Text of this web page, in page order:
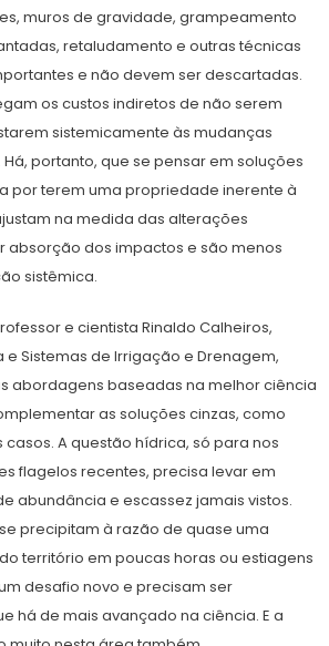
muros de gravidade, grampeamento
retaludamento e outras técnicas
e não devem ser descartadas.
os custos indiretos de não serem
sistemicamente às mudanças
portanto, que se pensar em soluções
por terem uma propriedade inerente à
na medida das alterações
absorção dos impactos e são menos
sistêmica.
e cientista Rinaldo Calheiros,
Sistemas de Irrigação e Drenagem,
abordagens baseadas na melhor ciência
as soluções cinzas, como
A questão hídrica, só para nos
flagelos recentes, precisa levar em
abundância e escassez jamais vistos.
precipitam à razão de quase uma
território em poucas horas ou estiagens
desafio novo e precisam ser
há de mais avançado na ciência. E a